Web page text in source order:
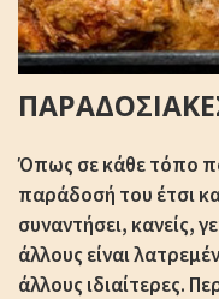
Όπως σε κάθε τόπο
παράδοσή του έτσι
συναντήσει, κανείς,
άλλους είναι
άλλους ιδιαίτερες.